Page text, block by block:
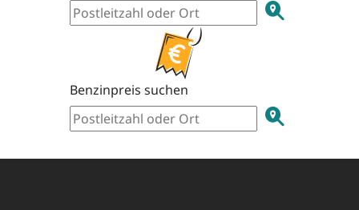
Benzinpreis suchen